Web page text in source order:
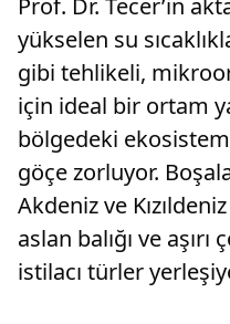
Prof. Dr. Tecer’in
yükselen su
gibi tehlikeli,
için ideal bir ortam
bölgedeki
göçe zorluyor.
Akdeniz ve
aslan balığı ve
istilacı türler